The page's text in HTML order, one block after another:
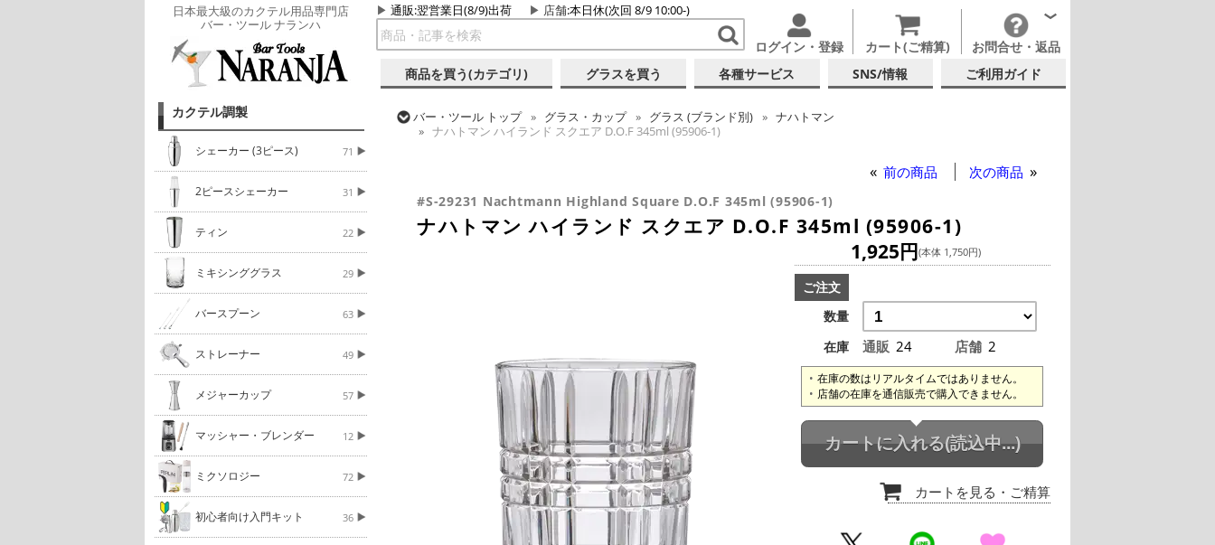
日本最大級のカクテル用品専門店
バー・ツール ナランハ
通販:翌営業日(8/9)出荷 店舗:本日休(次回 8/9 10:00-)
ログイン・登録 カート(ご精算) お問合せ・返品
商品を買う(カテゴリ) グラスを買う 各種サービス SNS/情報 ご利用ガイド
カクテル調製
シェーカー (3ピース) 71
2ピースシェーカー 31
ティン 22
ミキシンググラス 29
バースプーン 63
ストレーナー 49
メジャーカップ 57
マッシャー・ブレンダー 12
ミクソロジー 72
初心者向け入門キット 36
バー・ツール トップ グラス・カップ グラス (ブランド別)
ナハトマン
ナハトマン ハイランド スクエア D.O.F 345ml (95906-1)
前の商品 次の商品
#S-29231 Nachtmann Highland Square D.O.F 345ml (95906-1)
ナハトマン ハイランド スクエア D.O.F 345ml (95906-1)
1,925円(本体 1,750円)
ご注文
数量
在庫
通販 24 店舗 2
在庫の数はリアルタイムではありません。
店舗の在庫を通信販売で購入できません。
カートに入れる(読込中...)
カートを見る ・ご精算